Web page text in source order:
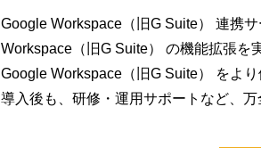
Google Workspace（旧G Suite） 連携
Workspace（旧G Suite） の機能拡張を
Google Workspace（旧G Suite） をよ
導入後も、研修・運用サポートなど、